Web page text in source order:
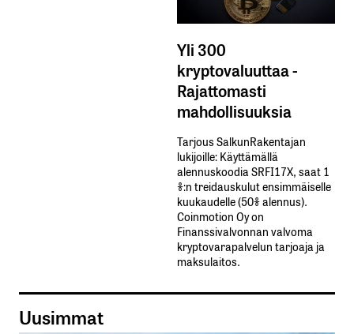
Yli 300
kryptovaluuttaa -
Rajattomasti
mahdollisuuksia
Tarjous SalkunRakentajan
lukijoille: Käyttämällä​ ​
alennuskoodia​ ​SRFI17X,​ ​saat​ ​1
%:n treidauskulut​ ​ensimmäiselle​ ​
kuukaudelle​ ​(50%​ ​alennus).
Coinmotion Oy on
Finanssivalvonnan valvoma
kryptovarapalvelun tarjoaja ja
maksulaitos.
Uusimmat